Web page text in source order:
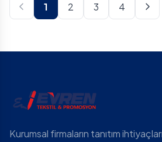
1 2 3 4
Kurumsal firmaların tanıtım